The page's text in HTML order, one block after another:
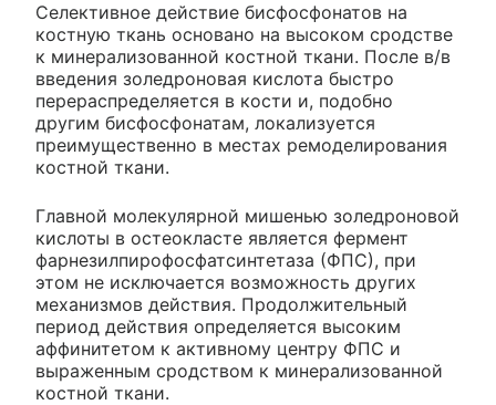
Селективное действие бисфосфонатов на
костную ткань основано на высоком сродстве
к минерализованной костной ткани. После в/в
введения золедроновая кислота быстро
перераспределяется в кости и, подобно
другим бисфосфонатам, локализуется
преимущественно в местах ремоделирования
костной ткани.
Главной молекулярной мишенью золедроновой
кислоты в остеокласте является фермент
фарнезилпирофосфатсинтетаза (ФПС), при
этом не исключается возможность других
механизмов действия. Продолжительный
период действия определяется высоким
аффинитетом к активному центру ФПС и
выраженным сродством к минерализованной
костной ткани.